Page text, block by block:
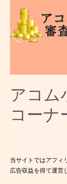
アコム
コーナ
当サイトではアフィ
広告収益を得て運営